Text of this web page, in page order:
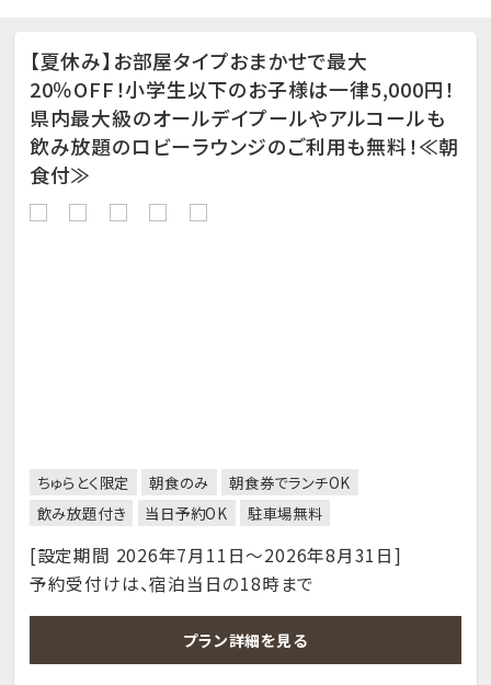
【夏休み】お部屋タイプおまかせで最大
20％OFF！小学生以下のお子様は一律5,000円！
県内最大級のオールデイプールやアルコールも
飲み放題のロビーラウンジのご利用も無料！≪朝
食付≫
ちゅらとく限定 朝食のみ
朝食券でランチOK
飲み放題付き
当日予約OK 駐車場無料
[設定期間 2026年7月11日～2026年8月31日]
予約受付けは、宿泊当日の18時まで
プラン詳細を見る